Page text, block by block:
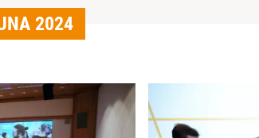
2024